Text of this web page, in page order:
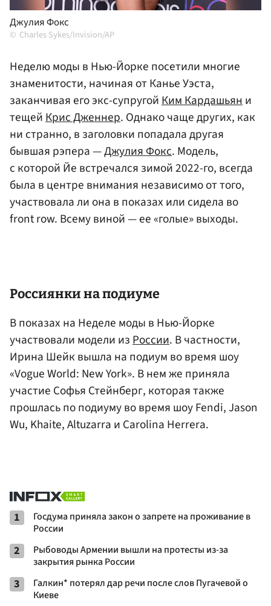
Джулия Фокс
Charles Sykes/Invision/AP
Неделю моды в Нью-Йорке посетили многие
знаменитости, начиная от Канье Уэста,
заканчивая его экс-супругойКим Кардашьяни
тещейКрис Дженнер. Однако чаще других, как
ни странно, в заголовки попадала другая
бывшая рэпера —Джулия Фокс. Модель,
с которой Йе встречался зимой 2022-го, всегда
была в центре внимания независимо от того,
участвовала ли она в показах или сидела во
front row. Всему виной — ее «голые» выходы.
Россиянки на подиуме
В показах на Неделе моды в Нью-Йорке
участвовали модели изРоссии. В частности,
Ирина Шейк вышла на подиум во время шоу
«Vogue World: New York». В нем же приняла
участие Софья Стейнберг, которая также
прошлась по подиуму во время шоу Fendi, Jason
Wu, Khaite, Altuzarra и Carolina Herrera.
1
Госдума приняла закон о запрете на проживание в
России
2
Рыбоводы Армении вышли на протесты из-за
закрытия рынка России
3
Галкин* потерял дар речи после слов Пугачевой о
Киеве